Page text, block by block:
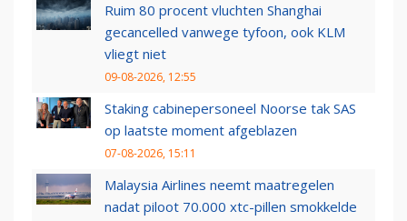
Ruim 80 procent vluchten Shanghai
gecancelled vanwege tyfoon, ook KLM
vliegt niet
09-08-2026, 12:55
Staking cabinepersoneel Noorse tak SAS
op laatste moment afgeblazen
07-08-2026, 15:11
Malaysia Airlines neemt maatregelen
nadat piloot 70.000 xtc-pillen smokkelde